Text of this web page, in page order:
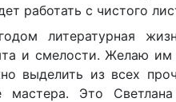
работать с чистого
литературная
и смелости. Желаю им
выделить из всех
мастера. Это